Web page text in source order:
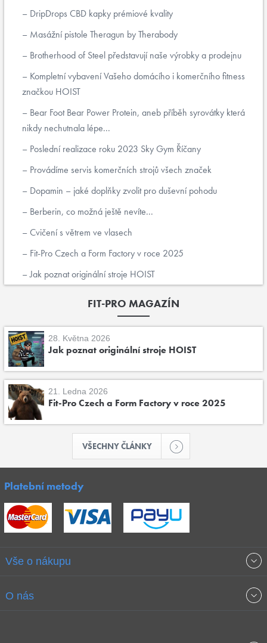
DripDrops CBD kapky prémiové kvality
Masážní pistole Theragun by Therabody
Brotherhood of Steel představují naše výrobky a prodejnu
Kompletní vybavení Vašeho domácího i komerčního fitness
značkou HOIST
Bear Foot Bear Power Protein, aneb příběh syrovátky která
nikdy nechutnala lépe...
Poslední realizace roku 2023 Sky Gym Říčany
Provádíme servis komerčních strojů všech značek
Dopamin – jaké doplňky zvolit pro duševní pohodu
Berberin, co možná ještě nevíte...
Cvičení s větrem ve vlasech
Fit-Pro Czech a Form Factory v roce 2025
Jak poznat originální stroje HOIST
FIT-PRO MAGAZÍN
28. Května 2026
Jak poznat originální stroje HOIST
21. Ledna 2026
Fit-Pro Czech a Form Factory v roce 2025
VŠECHNY ČLÁNKY
Platební metody
Vše o nákupu
Obchodní podmínky
O nás